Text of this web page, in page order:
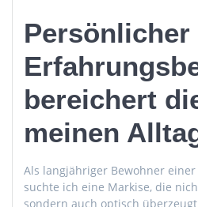
Persönlicher
bereichert
meinen
Als langjähriger Bewohner
suchte ich eine Markise, die
sondern auch optisch